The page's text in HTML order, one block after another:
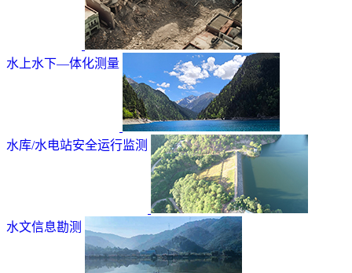
水上水下—体化测量
水库/水电站安全运行监测
水文信息勘测